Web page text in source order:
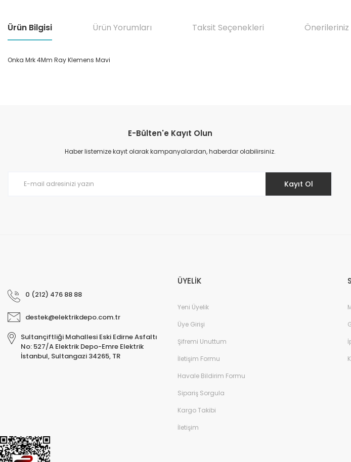
Ürün Bilgisi Ürün Yorumları Taksit Seçenekleri Önerileriniz
Onka Mrk 4Mm Ray Klemens Mavi
Ürün resmi kalitesiz, bozuk veya görüntülenemiyor.
Ürün açıklamasında eksik bilgiler bulunuyor.
E-Bülten'e Kayıt Olun
Haber listemize kayıt olarak kampanyalardan, haberdar olabilirsiniz.
Kayıt Ol
0 (212) 476 88 88
destek@elektrikdepo.com.tr
Sultançiftliği Mahallesi Eski Edirne Asfaltı
No: 527/A Elektrik Depo-Emre Elektrik
İstanbul, Sultangazi 34265, TR
ÜYELİK
Yeni Üyelik
Üye Girişi
Şifremi Unuttum
İletişim Formu
Havale Bildirim Formu
Sipariş Sorgula
Kargo Takibi
İletişim